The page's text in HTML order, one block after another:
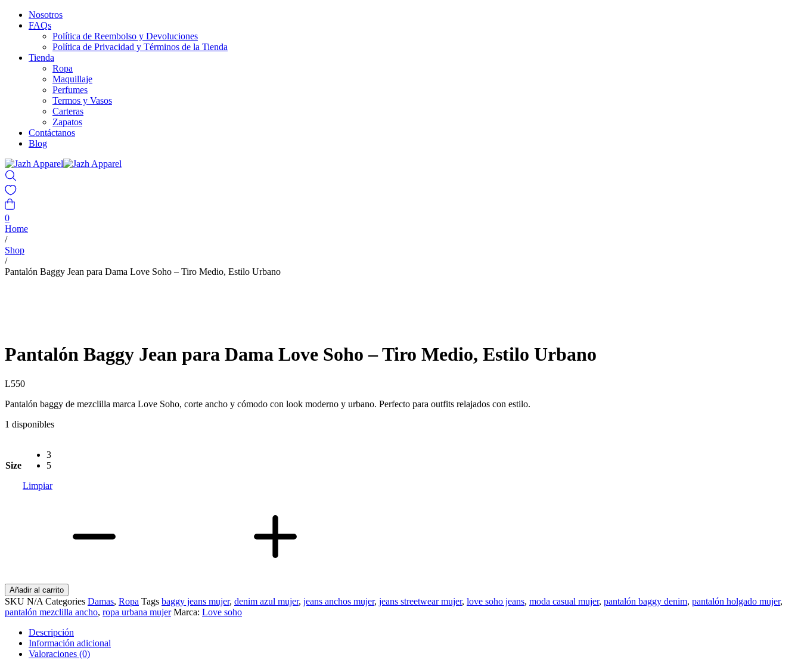
Nosotros
FAQs
Política de Reembolso y Devoluciones
Política de Privacidad y Términos de la Tienda
Tienda
Ropa
Maquillaje
Perfumes
Termos y Vasos
Carteras
Zapatos
Contáctanos
Blog
0
Home
/
Shop
/
Pantalón Baggy Jean para Dama Love Soho – Tiro Medio, Estilo Urbano
Pantalón Baggy Jean para Dama Love Soho – Tiro Medio, Estilo Urbano
L550
Pantalón baggy de mezclilla marca Love Soho, corte ancho y cómodo con look moderno y urbano. Perfecto para outfits relajados con estilo.
1 disponibles
Size
3
5
Limpiar
Estilo
Urbano
Añadir al carrito
SKU N/A Categories Damas, Ropa Tags baggy jeans mujer, denim azul mujer, jeans anchos mujer, jeans streetwear mujer, love soho jeans, moda casual mujer, pantalón baggy denim, pantalón holgado mujer,
pantalón mezclilla ancho, ropa urbana mujer Marca: Love soho
Descripción
Información adicional
Valoraciones (0)